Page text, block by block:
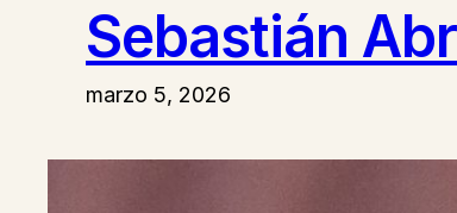
Sebastián
marzo 5, 2026